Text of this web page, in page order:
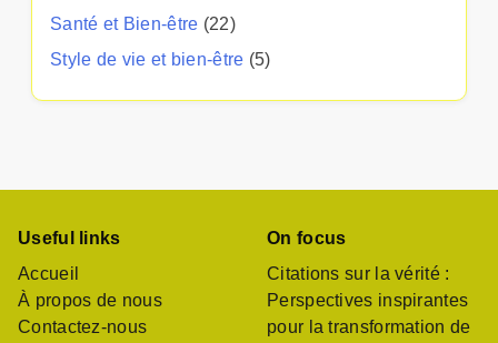
Santé et Bien-être (22)
Style de vie et bien-être (5)
Useful links
Accueil
À propos de nous
Contactez-nous
On focus
Citations sur la vérité :
Perspectives inspirantes
pour la transformation de